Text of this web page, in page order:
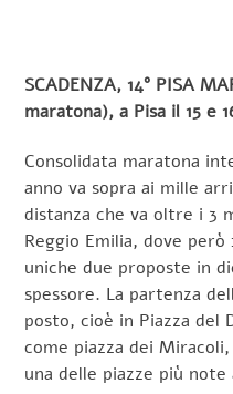
SCADENZA, 14° PISA
maratona), a Pisa il 15 e
Consolidata maratona
anno va sopra ai mille
distanza che va oltre i 3
Reggio Emilia, dove
uniche due proposte in
spessore. La partenza
posto, cioè in Piazza del
come piazza dei
una delle piazze più